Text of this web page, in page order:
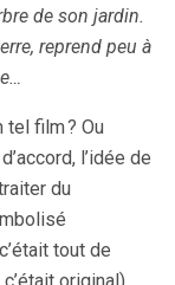
de son jardin.
reprend peu à
tel film ? Ou
l’idée de
du
tout de